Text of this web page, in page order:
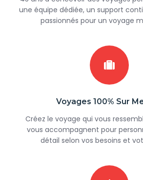
une équipe dédiée, un support
passionnés pour un voyage
Voyages 100% Sur
Créez le voyage qui vous
vous accompagnent pour
détail selon vos besoins et